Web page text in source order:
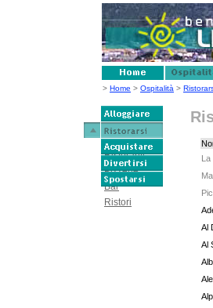
Ristoranti
Pizzerie
Bar
Ristori
> Home > Ospitalità >
Al
Al